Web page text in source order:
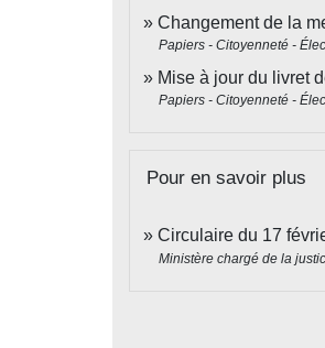
Changement de la
Papiers - Citoyenneté -
Mise à jour du livret
Papiers - Citoyenneté -
Pour en savoir plus
Circulaire du 17
Ministère chargé de la